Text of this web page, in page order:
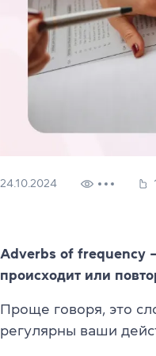
24.10.2024 1
Adverbs of frequency
происходит или
Проще говоря, это
регулярны ваши